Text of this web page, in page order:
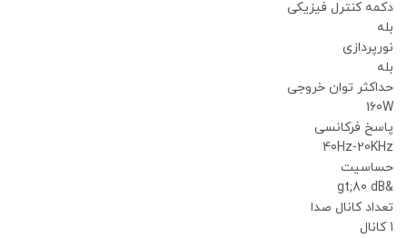
دکمه کنترل فیزیکی
بله
نورپردازی
بله
حداکثر توان خروجی
160W
پاسخ فرکانسی
40Hz-20KHz
حساسیت
&gt;80 dB
تعداد کانال صدا
1 کانال